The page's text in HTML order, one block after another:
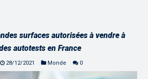
surfaces autorisées à vendre à
autotests en France
28/12/2021 Monde 0